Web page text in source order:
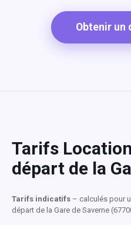
Obtenir un
Tarifs
départ de la
Tarifs indicatifs – calculés pour
départ de la Gare de Saverne